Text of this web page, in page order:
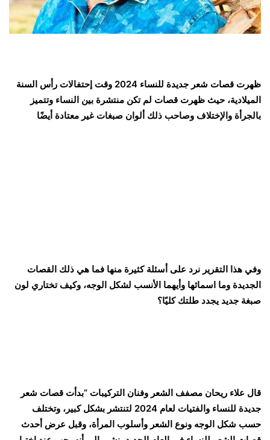
ظهرت قصات شعر جديدة للنساء 2024 وقت إحتفالات رأس السنة
الميلادية، حيث ظهرت قصات لم تكن منتشرة بين النساء وتتميز
بالجرأة والإختلاف وصاحب ذلك ألوان صبغات غير معتادة أيضًا
وفي هذا التقرير نرد على أسئلة كثيرة منها فما هي ذلك القصات
الجديدة وما اسمائها وأيهما الأنسب لشكل الوجه، وكيف تختاري لون
صبغة جديد يجدد طلتك كليًا؟
قال علاء ريحان مصفف الشعر وفنان التركيبات “بدأت قصات شعر
جديدة للنساء والفتيات لعام 2024 لتنتشر بشكل كبير، وتختلف
حسب شكل الوجه ونوع الشعر وأسلوب المرأة، وقبل عرض أحدث